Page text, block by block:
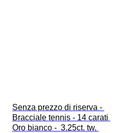
Senza prezzo di riserva -
Bracciale tennis - 14 carati
Oro bianco -  3.25ct. tw.